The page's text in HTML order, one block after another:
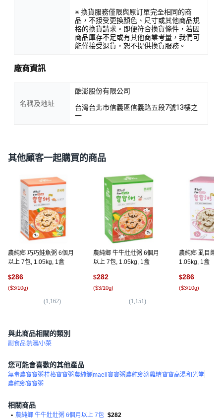
※ 換貨服務僅限與原訂單完全相同的商
品，不接受更換顏色、尺寸或其他商品規
格的換貨請求。即便符合換貨條件，若因
商品庫存不足或有其他商業考量，我們可
能僅接受退貨，恕不提供換貨服務。
廠商資訊
名稱及地址
酷澎股份有限公司
台灣台北市信義區信義路五段7號13樓之
一
其他顧客一起購買的商品
農純鄉 巧巧鮭魚粥 6個月
以上 7包, 1.05kg, 1盒
$286
($3/10g)
(1,162)
農純鄉 牛牛壯壯粥 6個月
以上 7包, 1.05kg, 1盒
$282
($3/10g)
(1,151)
農純鄉 虱目樂
1.05kg, 1盒
$286
($3/10g)
與此商品相關的類別
副食品熱湯/小菜
您可能會喜歡的其他產品
無毒農寶寶粥桂格寶寶粥農純鄉maeil寶寶粥農純鄉滴雞精寶寶高湯和光堂
農純鄉寶寶粥
相關商品
• 農純鄉 牛牛壯壯粥 6個月以上 7包 $282